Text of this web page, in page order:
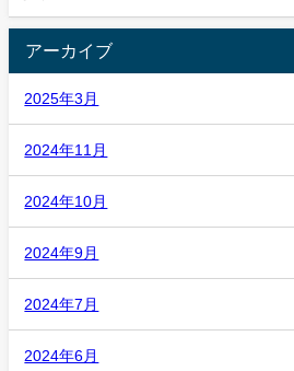
アーカイブ
2025年3月
2024年11月
2024年10月
2024年9月
2024年7月
2024年6月